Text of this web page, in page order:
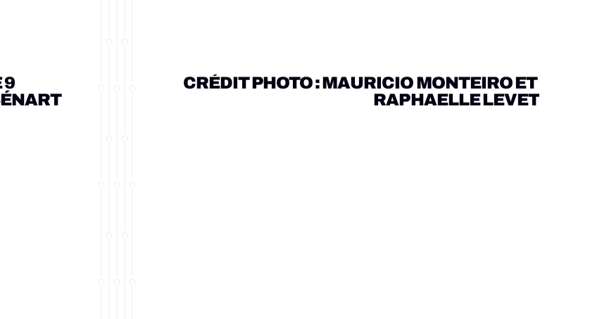
2019 et de l'inauguration de la tribune téléscopique de la salle Mère Marie Pia, So
de son précédent spectacle "Têtes de l'Art".
9
CRÉDIT PHOTO : MAURICIO MONTEIRO ET
RAPHAELLE LEVET